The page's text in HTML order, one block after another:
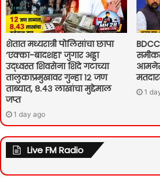
शेतात मध्यरात्री पोलिसांचा छापा
‘एक्का-बादशहा’ जुगार अड्डा
उद्ध्वस्त शिवसेना शिंदे गटाच्या
तालुकाप्रमुखावर गुन्हा १२ जण
ताब्यात, ८.४३ लाखांचा मुद्देमाल
जप्त
1 day ago
1
Live FM Radio